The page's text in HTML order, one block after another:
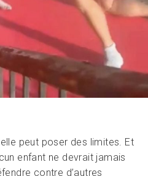
peut poser des limites. Et
enfant ne devrait jamais
contre d’autres